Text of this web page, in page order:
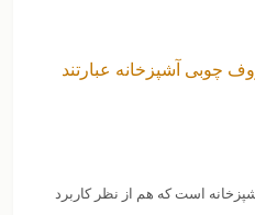
چوبی آشپزخانه عبارتند
است که هم از نظر کاربرد